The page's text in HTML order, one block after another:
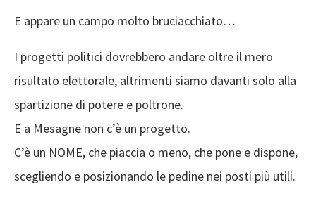
E appare un campo molto bruciacchiato…
I progetti politici dovrebbero andare oltre il mero
risultato elettorale, altrimenti siamo davanti solo alla
spartizione di potere e poltrone.
E a Mesagne non c’è un progetto.
C’è un NOME, che piaccia o meno, che pone e dispone,
scegliendo e posizionando le pedine nei posti più utili.